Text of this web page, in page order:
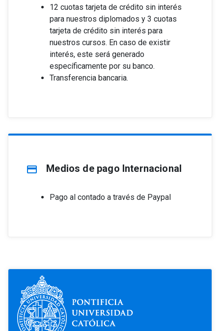
12 cuotas tarjeta de crédito sin interés
para nuestros diplomados y 3 cuotas
tarjeta de crédito sin interés para
nuestros cursos. En caso de existir
interés, este será generado
específicamente por su banco.
Transferencia bancaria.
credit_card Medios de pago Internacional
Pago al contado a través de Paypal